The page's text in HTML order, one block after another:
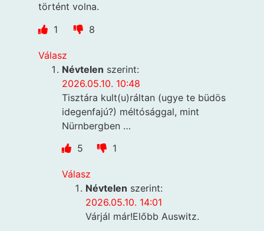
történt volna.
1
8
Válasz
Névtelen szerint:
2026.05.10. 10:48
Tisztára kult(u)ráltan (ugye te büdös
idegenfajú?) méltósággal, mint
Nürnbergben …
5
1
Válasz
Névtelen szerint:
2026.05.10. 14:01
Várjál már!Előbb Auswitz.